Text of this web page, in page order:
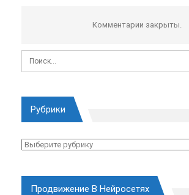
Комментарии закрыты.
Рубрики
Рубрики
Продвижение В Нейросетях